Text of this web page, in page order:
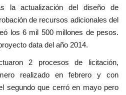
la actualización del diseño de
de recursos adicionales del
los 6 mil 500 millones de pesos.
data del año 2014.
2 procesos de licitación,
realizado en febrero y con
segundo que cerró en mayo pero